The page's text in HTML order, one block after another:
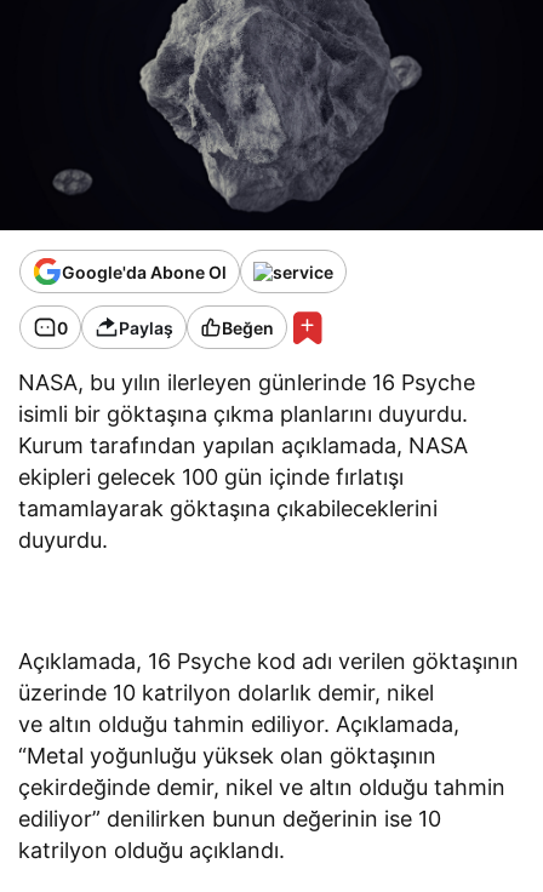
Google'da Abone Ol
0 Paylaş Beğen
NASA, bu yılın ilerleyen günlerinde 16 Psyche
isimli bir göktaşına çıkma planlarını duyurdu.
Kurum tarafından yapılan açıklamada, NASA
ekipleri gelecek 100 gün içinde fırlatışı
tamamlayarak göktaşına çıkabileceklerini
duyurdu.
Açıklamada, 16 Psyche kod adı verilen göktaşının
üzerinde 10 katrilyon dolarlık demir, nikel
ve altın olduğu tahmin ediliyor. Açıklamada,
“Metal yoğunluğu yüksek olan göktaşının
çekirdeğinde demir, nikel ve altın olduğu tahmin
ediliyor” denilirken bunun değerinin ise 10
katrilyon olduğu açıklandı.